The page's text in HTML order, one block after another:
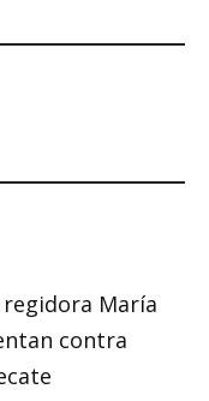
María
contra